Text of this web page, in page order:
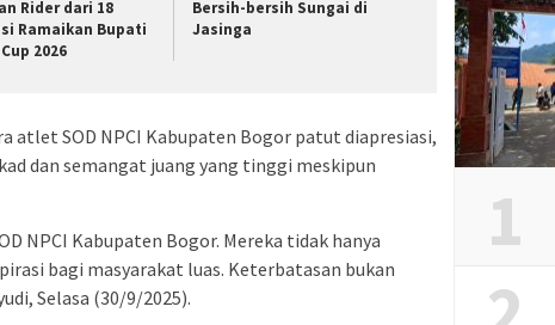
Rider dari 18
Ramaikan Bupati
2026
Bersih-bersih Sungai di
Jasinga
atlet SOD NPCI Kabupaten Bogor patut diapresiasi,
dan semangat juang yang tinggi meskipun
NPCI Kabupaten Bogor. Mereka tidak hanya
bagi masyarakat luas. Keterbatasan bukan
Selasa (30/9/2025).
1